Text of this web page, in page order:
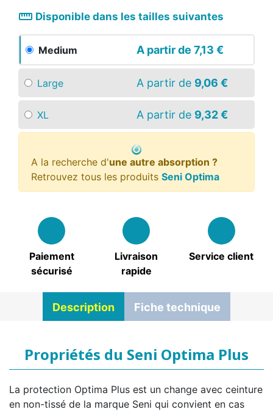
straighten Disponible dans les tailles suivantes
Medium A partir de 7,13 €
Large A partir de 9,06 €
XL A partir de 9,32 €
A la recherche d'une autre absorption ?
Retrouvez tous les produits Seni Optima
Paiement
sécurisé
Livraison
rapide
Service client
Description Fiche technique
Propriétés du Seni Optima Plus
La protection Optima Plus est un change avec ceinture
en non-tissé de la marque Seni qui convient en cas